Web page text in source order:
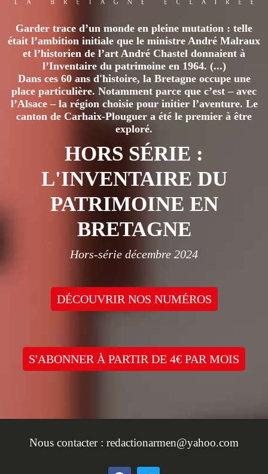
Garder trace d’un monde en pleine mutation : telle
était l’ambition initiale que le ministre André Malraux
et l’historien de l’art André Chastel donnaient à
l’Inventaire du patrimoine en 1964. (...)
Dans ces 60 ans d'histoire, la Bretagne occupe une
place particulière. Notamment parce que c’est – avec
l’Alsace – la région choisie pour initier l’aventure. Le
canton de Carhaix-Plouguer a été le premier à être
exploré.
HORS SÉRIE :
L'INVENTAIRE DU
PATRIMOINE EN
BRETAGNE
Hors-série décembre 2024
DÉCOUVRIR NOS NUMÉROS
S'ABONNER À PARTIR DE 4€ PAR MOIS
Nous contacter : redactionarmen@yahoo.com